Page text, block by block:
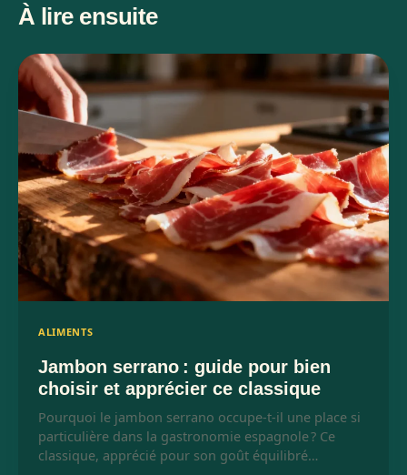
À lire ensuite
ALIMENTS
Jambon serrano : guide pour bien
choisir et apprécier ce classique
Pourquoi le jambon serrano occupe-t-il une place si
particulière dans la gastronomie espagnole ? Ce
classique, apprécié pour son goût équilibré…